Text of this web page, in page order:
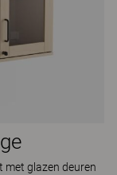
met glazen deuren